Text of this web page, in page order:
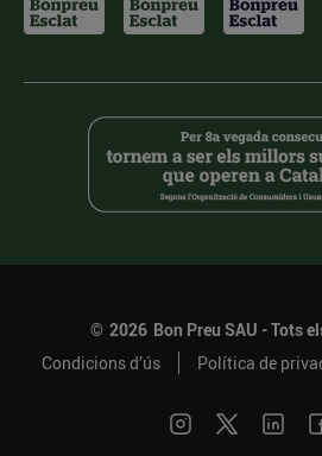
© 2026 Bon Preu SAU - Tots
Condicions d’ús
Política de